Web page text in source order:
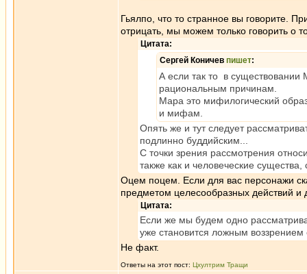
Гьялпо, что то странное вы говорите.
отрицать, мы можем только говорить о
Цитата:
Сергей Коничев пишет:
А если так то в существовании
рациональным причинам.
Мара это мифилогический
и мифам.
Опять же и тут следует
подлинно буддийским...
С точки зрения рассмотрения
также как и человеческие
Оцем поцем. Если для вас персонажи
предметом целесообразных действий и
Цитата:
Если же мы будем одно
уже становится ложным воззрением
Не факт.
Ответы на этот пост: Цхултрим Тращи